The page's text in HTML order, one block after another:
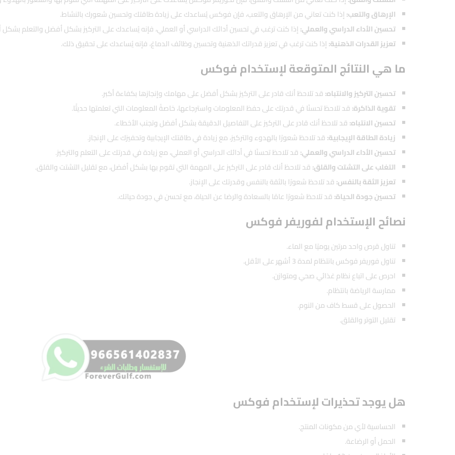
الإرهاق والتعب:إذا كنت تعاني من الإرهاق والتعب، فإن فوكس يُساعدك على زيادة طاقتك وتحسين شعورك بالنشاط.
تحسين الأداء الدراسي والعملي:إذا كنت ترغب في تحسين أدائك الدراسي أو العملي، فإنه يُساعدك على التركيز بشكل أفضل والتعلم بشكل
تعزيز القدرات الذهنية:إذا كنت ترغب في تعزيز قدراتك الذهنية وتحسين وظائف الدماغ، فإنه يُساعدك على تحقيق ذلك.
ما هي النتائج المتوقعة لإستخدام فوكس
تحسين التركيز والانتباه: قد تلاحظ أنك قادر على التركيز بشكل أفضل على مهامك وإنجازها بكفاءة أكبر.
تقوية الذاكرة: قد تلاحظ تحسنًا في قدرتك على حفظ المعلومات واسترجاعها، خاصةً المعلومات التي تعلمتها حديثًا.
تحسين الانتباه: قد تلاحظ أنك قادر على التركيز على التفاصيل الدقيقة بشكل أفضل وتجنب الأخطاء.
زيادة الطاقة الإيجابية: قد تلاحظ شعورًا بالهدوء والتركيز، مع زيادة في طاقتك الإيجابية وتحفيزك على الإنجاز.
تحسين الأداء الدراسي والعملي: قد تلاحظ تحسنًا في أدائك الدراسي أو العملي، مع زيادة في قدرتك على التعلم والتركيز.
التغلب على التشتت والقلق: قد تلاحظ أنك قادر على التركيز على المهمة التي تقوم بها بشكل أفضل، مع تقليل التشتت والقلق.
تعزيز الثقة بالنفس: قد تلاحظ شعورًا بالثقة بالنفس وقدرتك على الإنجاز.
تحسين جودة الحياة: قد تلاحظ شعورًا عامًا بالسعادة والرضا عن الحياة، مع تحسن في جودة حياتك.
نصائح الإستخدام لفوريفر فوكس
تناول قرص واحد مرتين يوميًا مع الماء.
تناول فوريفر فوكس بانتظام لمدة 3 أشهر على الأقل.
احرص على اتباع نظام غذائي صحي ومتوازن.
ممارسة الرياضة بانتظام.
الحصول على قسط كاف من النوم.
تقليل التوتر والقلق.
هل يوجد تحذيرات لإستخدام فوكس
الحساسية لأي من مكونات المنتج.
الحمل أو الرضاعة.